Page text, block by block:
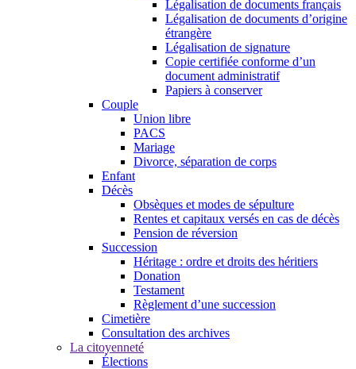
Légalisation de documents français
Légalisation de documents d’origine
étrangère
Légalisation de signature
Copie certifiée conforme d’un
document administratif
Papiers à conserver
Couple
Union libre
PACS
Mariage
Divorce, séparation de corps
Enfant
Décès
Obsèques et modes de sépulture
Rentes et capitaux versés en cas de décès
Pension de réversion
Succession
Héritage : ordre et droits des héritiers
Donation
Testament
Règlement d’une succession
Cimetière
Consultation des archives
La citoyenneté
Élections